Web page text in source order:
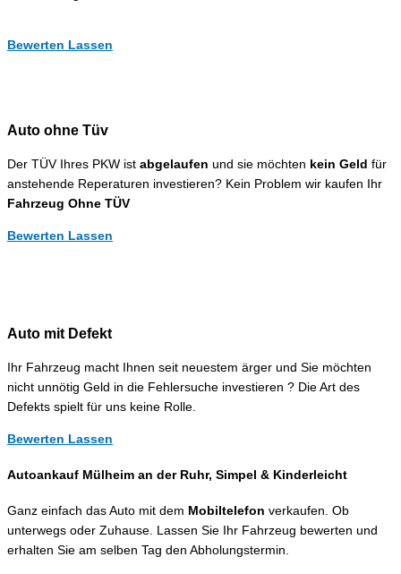
Bewerten Lassen
Auto ohne Tüv
Der TÜV Ihres PKW ist abgelaufen und sie möchten kein Geld für
anstehende Reperaturen investieren? Kein Problem wir kaufen Ihr
Fahrzeug Ohne TÜV
Bewerten Lassen
Auto mit Defekt
Ihr Fahrzeug macht Ihnen seit neuestem ärger und Sie möchten
nicht unnötig Geld in die Fehlersuche investieren ? Die Art des
Defekts spielt für uns keine Rolle.
Bewerten Lassen
Autoankauf Mülheim an der Ruhr, Simpel & Kinderleicht
Ganz einfach das Auto mit dem Mobiltelefon verkaufen. Ob
unterwegs oder Zuhause. Lassen Sie Ihr Fahrzeug bewerten und
erhalten Sie am selben Tag den Abholungstermin.